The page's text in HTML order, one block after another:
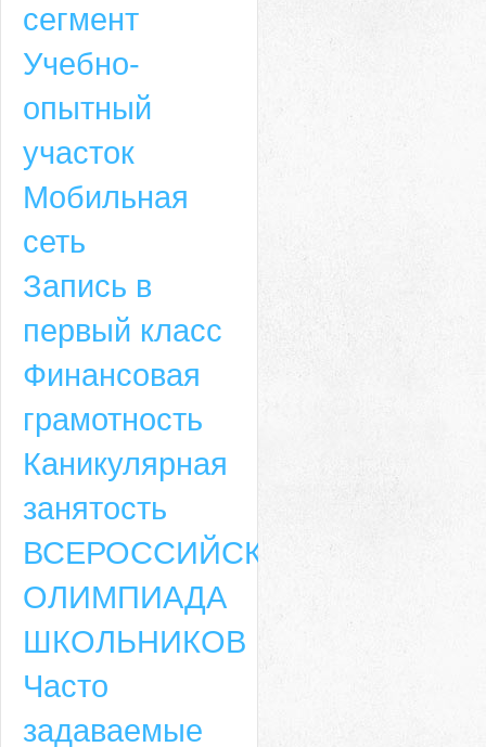
сегмент
Учебно-
опытный
участок
Мобильная
сеть
Запись в
первый класс
Финансовая
грамотность
Каникулярная
занятость
ВСЕРОССИЙСКАЯ
ОЛИМПИАДА
ШКОЛЬНИКОВ
Часто
задаваемые